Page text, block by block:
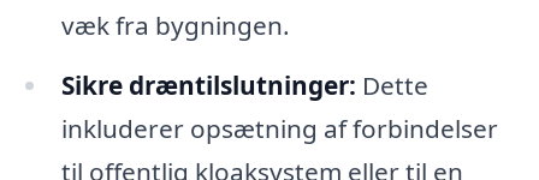
væk fra bygningen.
Sikre dræntilslutninger: Dette
inkluderer opsætning af forbindelser
til offentlig kloaksystem eller til en